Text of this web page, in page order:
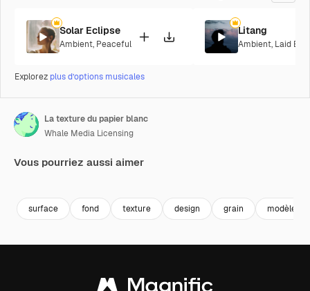
Solar Eclipse
Ambient, Peaceful
Litang
Ambient, Laid
Explorez plus d’options musicales
La texture du papier blanc
Whale Media Licensing
Vous pourriez aussi aimer
surface fond texture design grain modèle